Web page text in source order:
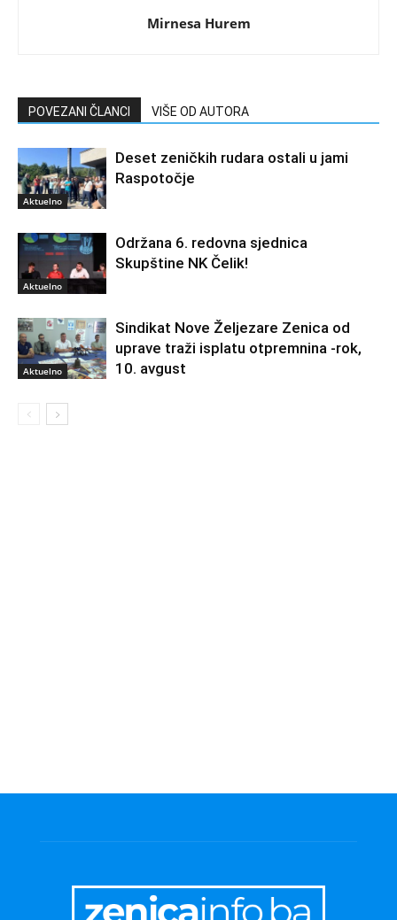
Mirnesa Hurem
POVEZANI ČLANCI VIŠE OD AUTORA
Aktuelno
Deset zeničkih rudara ostali u jami
Raspotočje
Aktuelno
Održana 6. redovna sjednica
Skupštine NK Čelik!
Aktuelno
Sindikat Nove Željezare Zenica od
uprave traži isplatu otpremnina -rok,
10. avgust